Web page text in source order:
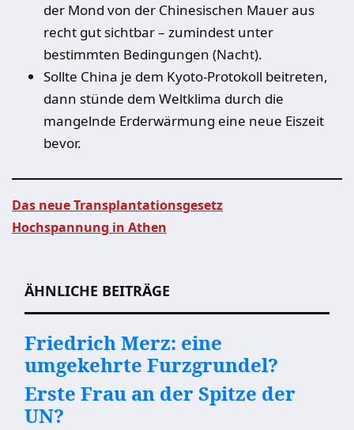
der Mond von der Chinesischen Mauer aus
recht gut sichtbar – zumindest unter
bestimmten Bedingungen (Nacht).
Sollte China je dem Kyoto-Protokoll beitreten,
dann stünde dem Weltklima durch die
mangelnde Erderwärmung eine neue Eiszeit
bevor.
Das neue Transplantationsgesetz
Hochspannung in Athen
ÄHNLICHE BEITRÄGE
Friedrich Merz: eine
umgekehrte Furzgrundel?
Erste Frau an der Spitze der
UN?